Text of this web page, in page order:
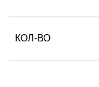
КОЛ-ВО